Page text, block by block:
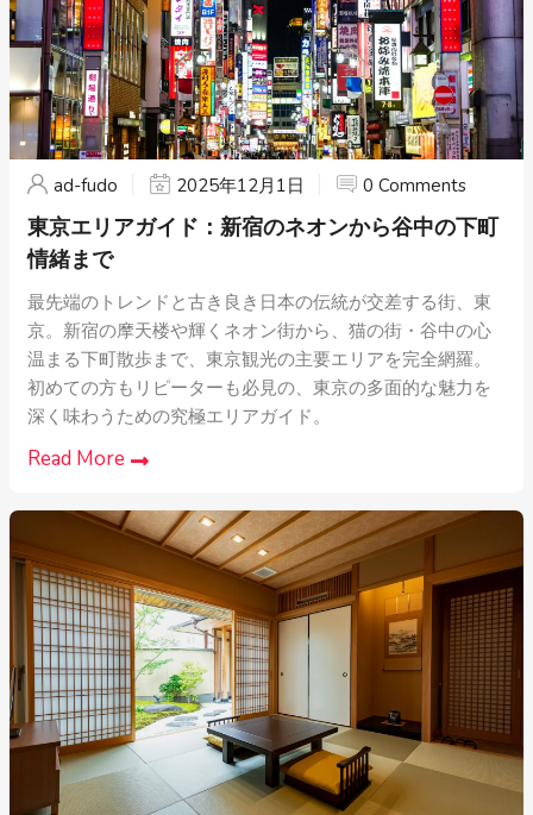
ad-fudo 2025年12月1日 0 Comments
東京エリアガイド：新宿のネオンから谷中の下町
情緒まで
最先端のトレンドと古き良き日本の伝統が交差する街、東
京。新宿の摩天楼や輝くネオン街から、猫の街・谷中の心
温まる下町散歩まで、東京観光の主要エリアを完全網羅。
初めての方もリピーターも必見の、東京の多面的な魅力を
深く味わうための究極エリアガイド。
Read More